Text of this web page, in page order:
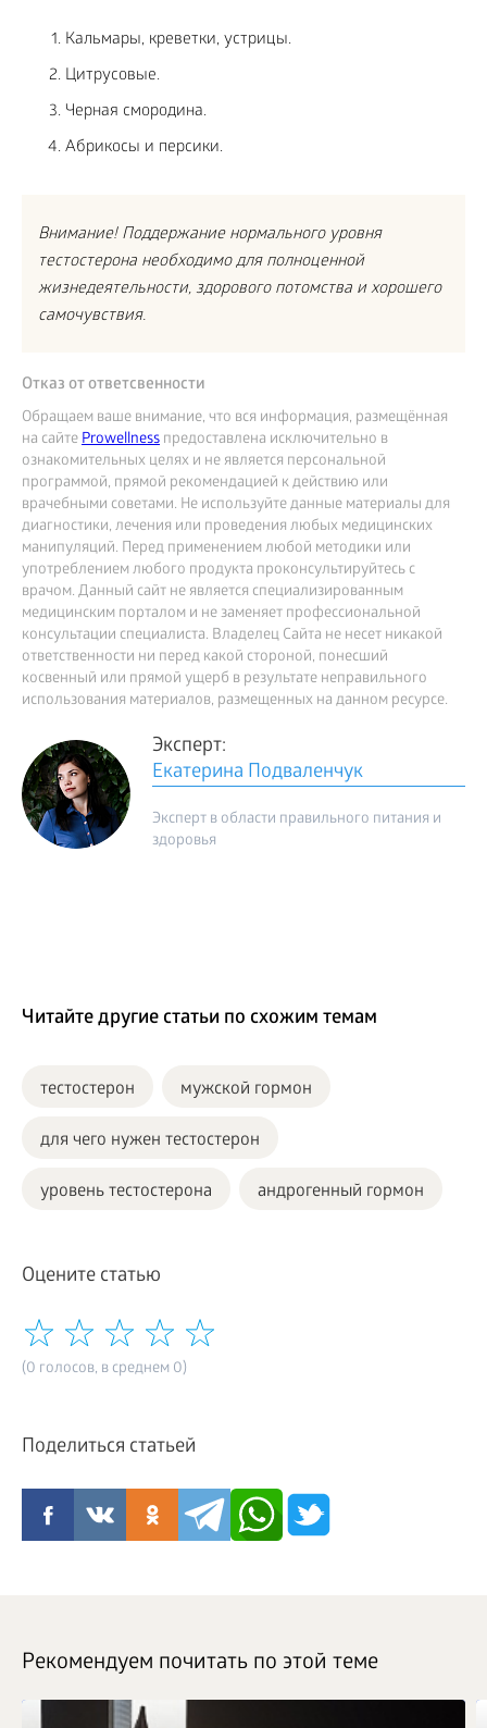
Кальмары, креветки, устрицы.
Цитрусовые.
Черная смородина.
Абрикосы и персики.
Внимание! Поддержание нормального уровня
тестостерона необходимо для полноценной
жизнедеятельности, здорового потомства и хорошего
самочувствия.
Отказ от ответсвенности
Обращаем ваше внимание, что вся информация, размещённая
на сайтеProwellness предоставлена исключительно в
ознакомительных целях и не является персональной
программой, прямой рекомендацией к действию или
врачебными советами. Не используйте данные материалы для
диагностики, лечения или проведения любых медицинских
манипуляций. Перед применением любой методики или
употреблением любого продукта проконсультируйтесь с
врачом. Данный сайт не является специализированным
медицинским порталом и не заменяет профессиональной
консультации специалиста. Владелец Сайта не несет никакой
ответственности ни перед какой стороной, понесший
косвенный или прямой ущерб в результате неправильного
использования материалов, размещенных на данном ресурсе.
Эксперт:
Екатерина Подваленчук
Эксперт в области правильного питания и
здоровья
Читайте другие статьи по схожим темам
тестостерон мужской гормон
для чего нужен тестостерон
уровень тестостерона андрогенный гормон
Оцените статью
(0 голосов, в среднем 0)
Поделиться статьей
Рекомендуем почитать по этой теме